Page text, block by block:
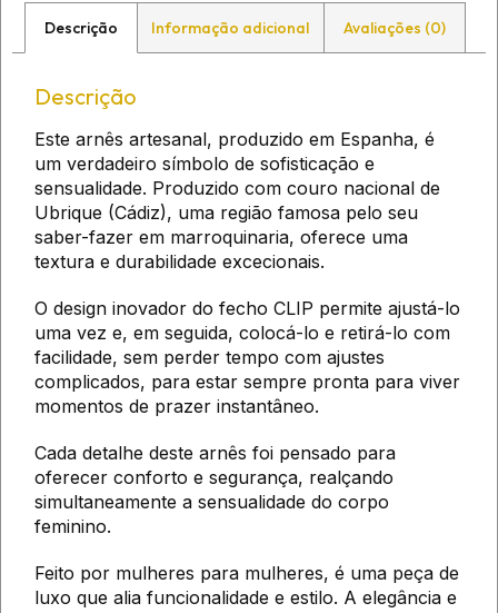
Descrição Informação adicional Avaliações (0)
Descrição
Este arnês artesanal, produzido em Espanha, é
um verdadeiro símbolo de sofisticação e
sensualidade. Produzido com couro nacional de
Ubrique (Cádiz), uma região famosa pelo seu
saber-fazer em marroquinaria, oferece uma
textura e durabilidade excecionais.
O design inovador do fecho CLIP permite ajustá-lo
uma vez e, em seguida, colocá-lo e retirá-lo com
facilidade, sem perder tempo com ajustes
complicados, para estar sempre pronta para viver
momentos de prazer instantâneo.
Cada detalhe deste arnês foi pensado para
oferecer conforto e segurança, realçando
simultaneamente a sensualidade do corpo
feminino.
Feito por mulheres para mulheres, é uma peça de
luxo que alia funcionalidade e estilo. A elegância e